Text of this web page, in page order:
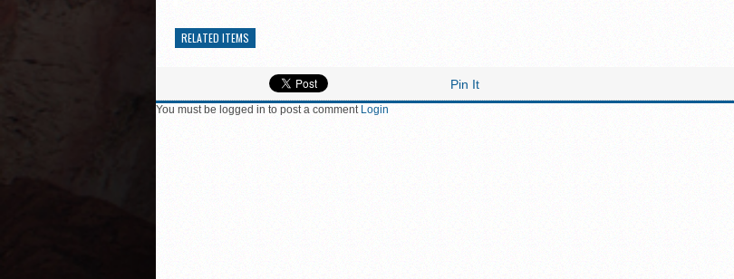
RELATED ITEMS
Pin It
You must be logged in to post a comment Login